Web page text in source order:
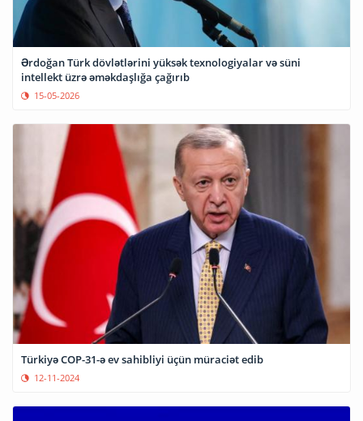
Ərdoğan Türk dövlətlərini yüksək texnologiyalar və süni
intellekt üzrə əməkdaşlığa çağırıb
15-05-2026
Türkiyə COP-31-ə ev sahibliyi üçün müraciət edib
12-11-2024